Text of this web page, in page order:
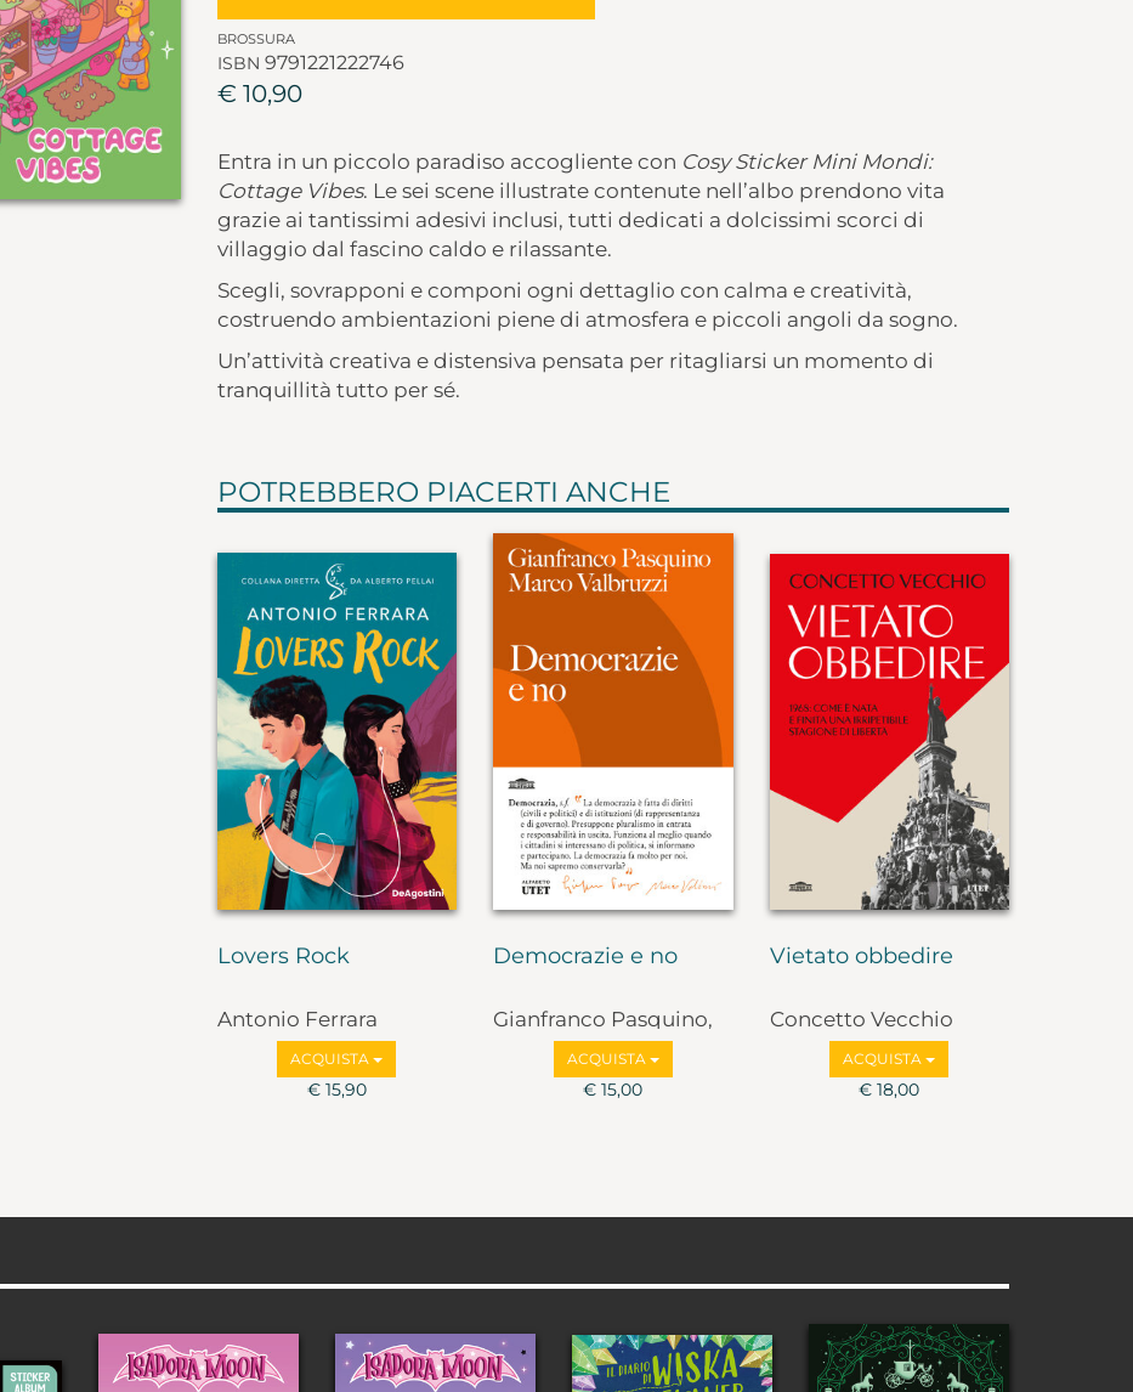
BROSSURA
ISBN 9791221222746
€ 10,90
Entra in un piccolo paradiso accogliente con Cosy Sticker Mini Mondi:
Cottage Vibes. Le sei scene illustrate contenute nell’albo prendono vita
grazie ai tantissimi adesivi inclusi, tutti dedicati a dolcissimi scorci di
villaggio dal fascino caldo e rilassante.
Scegli, sovrapponi e componi ogni dettaglio con calma e creatività,
costruendo ambientazioni piene di atmosfera e piccoli angoli da sogno.
Un’attività creativa e distensiva pensata per ritagliarsi un momento di
tranquillità tutto per sé.
POTREBBERO PIACERTI ANCHE
Lovers Rock
Antonio Ferrara
ACQUISTA
€ 15,90
Democrazie e no
Gianfranco Pasquino,
Marco Valbruzzi
ACQUISTA
€ 15,00
Vietato obbedire
Concetto Vecchio
ACQUISTA
€ 18,00